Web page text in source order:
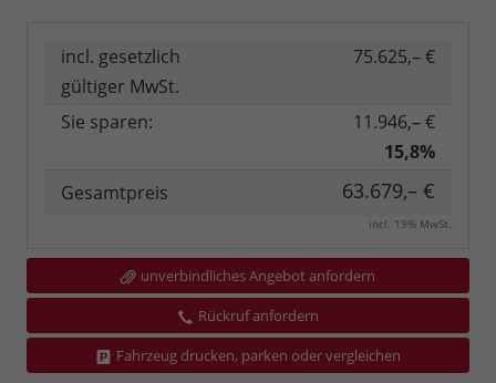
incl. gesetzlich
gültiger MwSt.
75.625,– €
Sie sparen:
11.946,– €
15,8%
Gesamtpreis
63.679,– €
incl. 19% MwSt.
unverbindliches Angebot anfordern
Rückruf anfordern
Fahrzeug drucken, parken oder vergleichen